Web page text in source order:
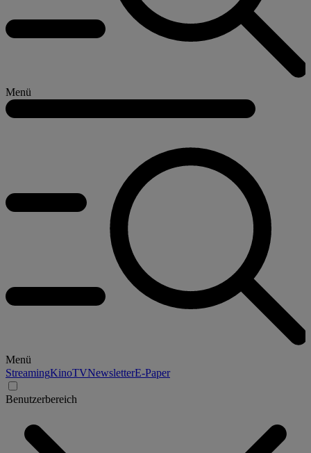
Menü
Menü
StreamingKinoTVNewsletterE-Paper
Benutzerbereich